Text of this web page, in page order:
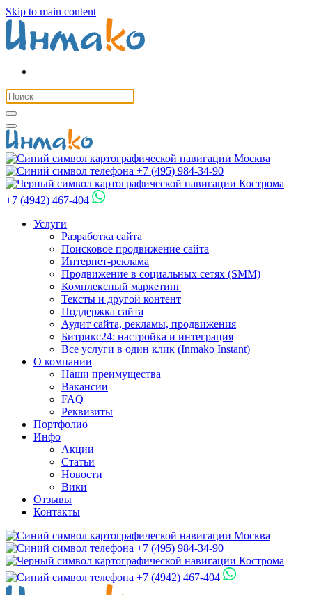
Skip to main content
Москва
+7 (495) 984-34-90
Кострома
+7 (4942) 467-404
Услуги
Разработка сайта
Поисковое продвижение сайта
Интернет-реклама
Продвижение в социальных сетях (SMM)
Комплексный маркетинг
Тексты и другой контент
Поддержка сайта
Аудит сайта, рекламы, продвижения
Битрикс24: настройка и интеграция
Все услуги в один клик (Inmako Instant)
О компании
Наши преимущества
Вакансии
FAQ
Реквизиты
Портфолио
Инфо
Акции
Статьи
Новости
Вики
Отзывы
Контакты
Москва
+7 (495) 984-34-90
Кострома
+7 (4942) 467-404